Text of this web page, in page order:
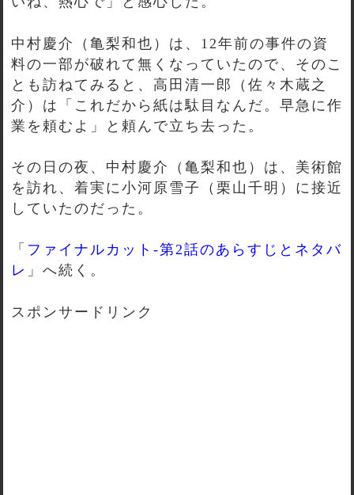
中村慶介（亀梨和也）は、12年前の事件の資
料の一部が破れて無くなっていたので、そのこ
とも訪ねてみると、高田清一郎（佐々木蔵之
介）は「これだから紙は駄目なんだ。早急に作
業を頼むよ」と頼んで立ち去った。
その日の夜、中村慶介（亀梨和也）は、美術館
を訪れ、着実に小河原雪子（栗山千明）に接近
していたのだった。
「 ファイナルカット-第2話のあらすじとネタバ
レ 」へ続く。
スポンサードリンク